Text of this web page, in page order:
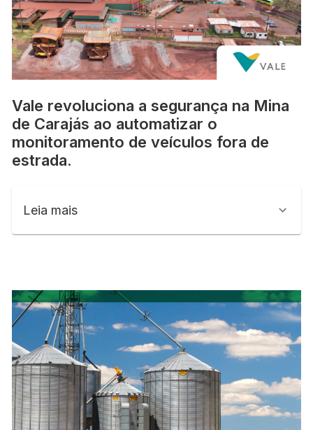
Vale revoluciona a segurança na Mina
de Carajás ao automatizar o
monitoramento de veículos fora de
estrada.
Leia mais